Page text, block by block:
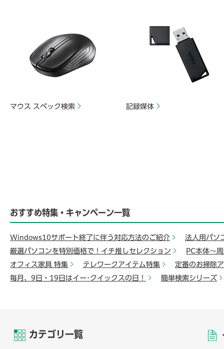
マウス スペック検索 記録媒体
おすすめ特集・キャンペーン一覧
Windows10サポート終了に伴う対応方法のご紹介
法人用パソ
厳選パソコンを特別価格で！イチ推しセレクション
PC本体～
オフィス家具 特集
テレワークアイテム特集
定番のお掃除
毎月、9日・19日はイー･クイックスの日！
簡単検索シリーズ
カテゴリ一覧